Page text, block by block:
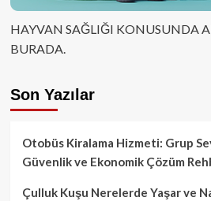
HAYVAN SAĞLIĞI KONUSUNDA
BURADA.
Son Yazılar
Otobüs Kiralama Hizmeti: Grup
Güvenlik ve Ekonomik Çözüm
Çulluk Kuşu Nerelerde Yaşar ve